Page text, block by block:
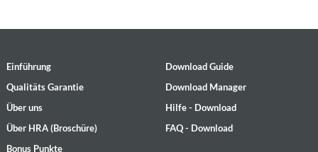
Einführung
Qualitäts Garantie
Über uns
Über HRA (Broschüre)
Bonus Punkte
Download Guide
Download Manager
Hilfe - Download
FAQ - Download